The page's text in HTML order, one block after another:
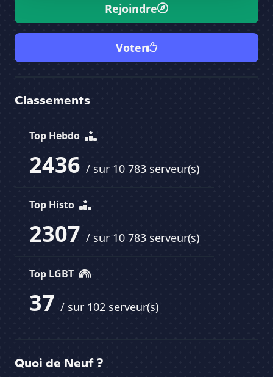
Rejoindre
Voter
Classements
Top Hebdo
2436 / sur 10 783 serveur(s)
Top Histo
2307 / sur 10 783 serveur(s)
Top LGBT
37 / sur 102 serveur(s)
Quoi de Neuf ?